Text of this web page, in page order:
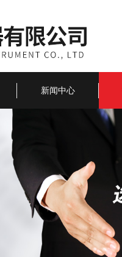
新闻中心